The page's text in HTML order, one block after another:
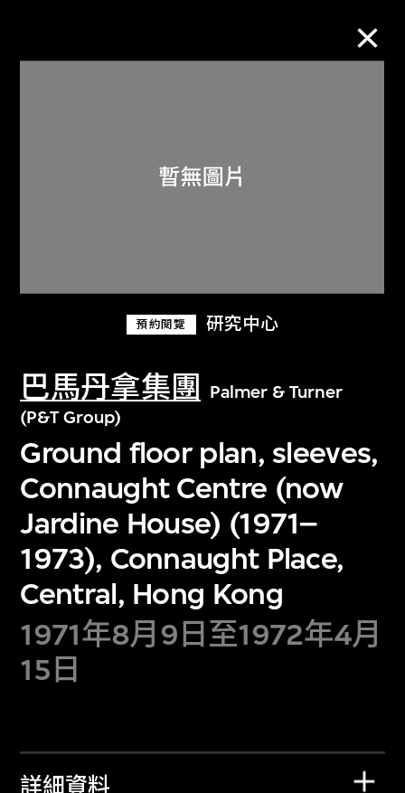
預約閱覽 研究中心
巴馬丹拿集團
Palmer & Turner
(P&T Group)
Ground floor plan, sleeves,
Connaught Centre (now
Jardine House) (1971–
1973), Connaught Place,
Central, Hong Kong
1971年8月9日至1972年4月
15日
詳細資料
關於M+藏品
探索世界頂級的二十及二十一世紀視覺
文化藏品。